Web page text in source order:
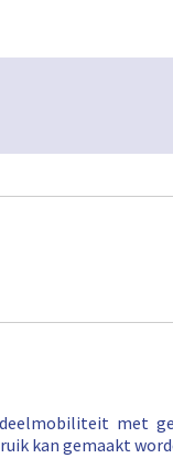
met
kan gemaakt